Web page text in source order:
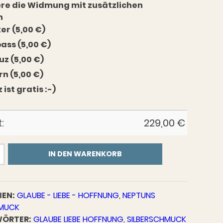
die Widmung mit zusätzlichen
(5,00 €)
(5,00 €)
(5,00 €)
(5,00 €)
ist gratis :-)
229,00 €
IN DEN WARENKORB
GLAUBE - LIEBE - HOFFNUNG, NEPTUNS
GLAUBE LIEBE HOFFNUNG, SILBERSCHMUCK